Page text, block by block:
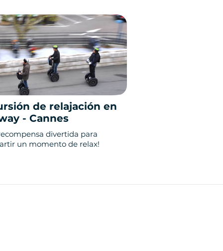
de relajación en
- Cannes
divertida para
un momento de relax!